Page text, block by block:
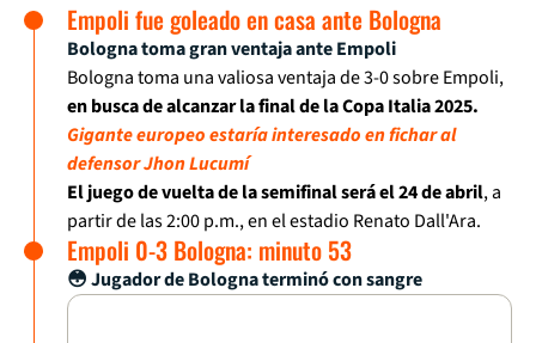
Empoli fue goleado en casa ante Bologna
Bologna toma gran ventaja ante Empoli
Bologna toma una valiosa ventaja de 3-0 sobre Empoli,
en busca de alcanzar la final de la Copa Italia 2025.
Gigante europeo estaría interesado en fichar al
defensor Jhon Lucumí
El juego de vuelta de la semifinal será el 24 de abril, a
partir de las 2:00 p.m., en el estadio Renato Dall'Ara.
Empoli 0-3 Bologna: minuto 53
😳 Jugador de Bologna terminó con sangre